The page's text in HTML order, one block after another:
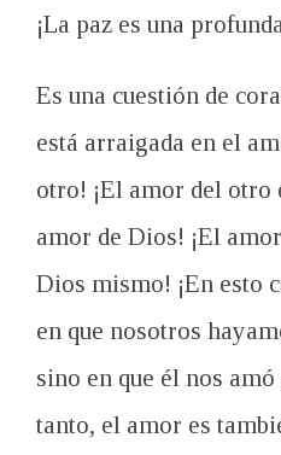
¡La paz es una
Es una cuestión de
está arraigada en el
otro! ¡El amor del otro
amor de Dios! ¡El
Dios mismo! ¡En esto
en que nosotros
sino en que él nos
tanto, el amor es